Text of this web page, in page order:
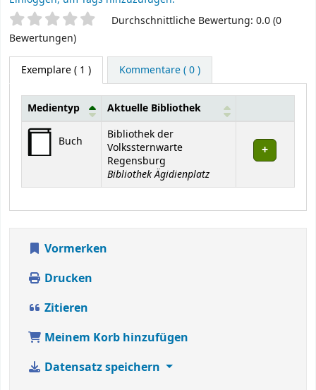
SternchenbewertungDurchschnittliche Bewertung: 0.0 (0
Bewertungen)
Exemplare( 1 ) Kommentare ( 0 )
Exemplare
Medientyp Aktuelle Bibliothek
Buch
Bibliothek der
Volkssternwarte
Regensburg
Bibliothek Ägidienplatz
Vormerken
Drucken
Zitieren
Meinem Korb hinzufügen
Datensatz speichern